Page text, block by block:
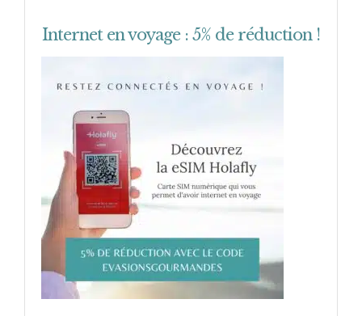
Internet en voyage : 5% de réduction !